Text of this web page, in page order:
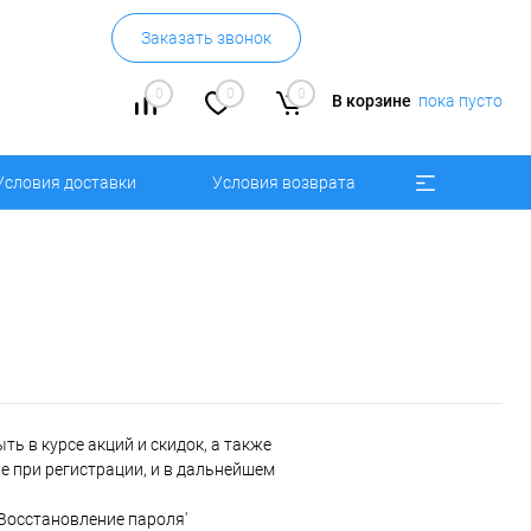
Заказать звонок
0 0 0 В корзине пока пусто
доставки Условия возврата
в курсе акций и скидок, а также
при регистрации, и в дальнейшем
пароля'